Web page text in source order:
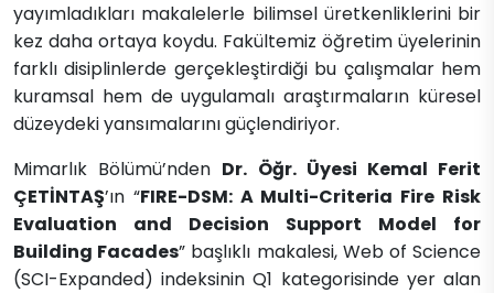
yayımladıkları makalelerle bilimsel üretkenliklerini bir
kez daha ortaya koydu. Fakültemiz öğretim üyelerinin
farklı disiplinlerde gerçekleştirdiği bu çalışmalar hem
kuramsal hem de uygulamalı araştırmaların küresel
düzeydeki yansımalarını güçlendiriyor.
Mimarlık Bölümü’nden Dr. Öğr. Üyesi Kemal Ferit
ÇETİNTAŞ’ın “FIRE-DSM: A Multi-Criteria Fire Risk
Evaluation and Decision Support Model for
Building Facades” başlıklı makalesi, Web of Science
(SCI-Expanded) indeksinin Q1 kategorisinde yer alan